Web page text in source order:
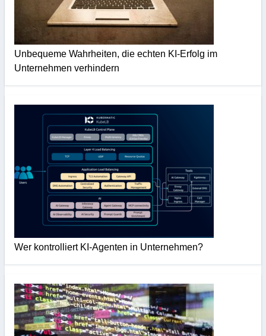
Unbequeme Wahrheiten, die echten KI-Erfolg im
Unternehmen verhindern
Wer kontrolliert KI-Agenten in Unternehmen?